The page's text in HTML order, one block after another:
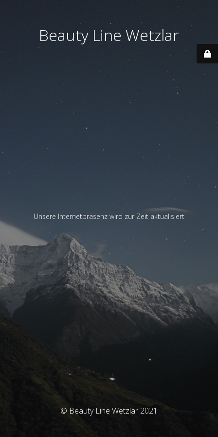
Beauty Line Wetzlar
Unsere Internetpräsenz wird zur Zeit aktualisiert
© Beauty Line Wetzlar 2021